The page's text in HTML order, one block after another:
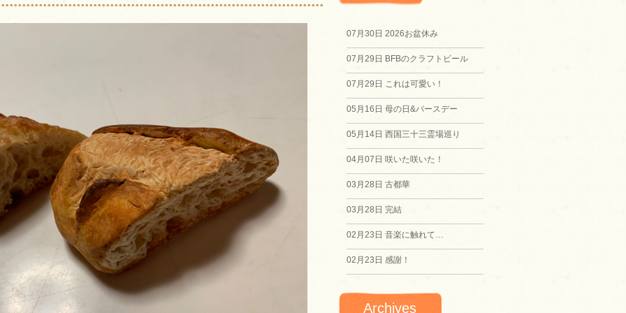
07月30日 2026お盆休み
07月29日 BFBのクラフトビール
07月29日 これは可愛い！
05月16日 母の日&バースデー
05月14日 西国三十三霊場巡り
04月07日 咲いた咲いた！
03月28日 古都華
03月28日 完結
02月23日 音楽に触れて…
02月23日 感謝！
Archives